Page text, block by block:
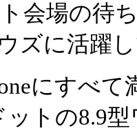
会場の待
ズに活躍
にすべて
ットの8.9